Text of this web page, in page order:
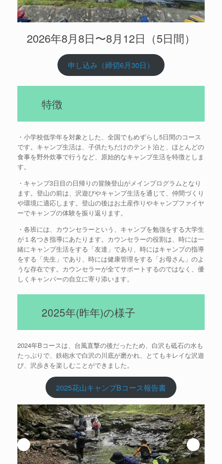
2026年8月8日〜8月12日（5日間）
申し込み（締切6月30日）
特徴
・小学校低学年を対象とした、全国でもめずらし5日間のコース
です。キャンプ生活は、子供たちだけのテント泊と、ほとんどの
食事を野外炊事で行うなど、原始的なキャンプ生活を特徴としま
す。
・キャンプ3日目の日帰りの冒険登山がメインプログラムとなり
ます。登山の前は、沢遊びやキャンプ生活を通じて、仲間づくり
や環境に適応します。登山の後はお土産作りやキャンプファイヤ
ーでキャンプの体験を振り返ります。
・各班には、カウンセラーという、キャンプを勉強をする大学生
が１名つき指導にあたります。カウンセラーの役割は、時には一
緒にキャンプ生活をする「友達」であり、時にはキャンプの指導
をする「先生」であり、時には健康管理をする「お母さん」のよ
うな存在です。カウンセラーが全てサポートするのではなく、優
しくキャンパーの自立に寄り添います。
2025年(昨年)の様子
2024年Bコースは、台風直撃の後だったため、白沢も砥石の水も
たっぷりで、鉄砲水で白沢の川底が磨かれ、とてもキレイな沢遊
び、沢歩きを楽しむことができました。
2025花山キャンプBコース報告書